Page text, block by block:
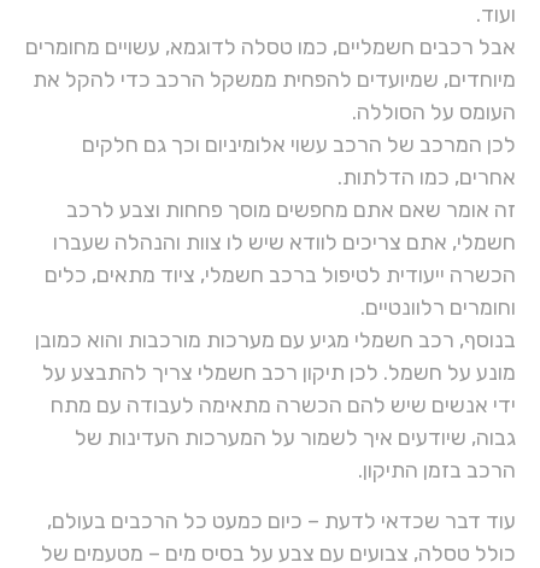
ועוד.
אבל רכבים חשמליים, כמו טסלה לדוגמא, עשויים מחומרים
מיוחדים, שמיועדים להפחית ממשקל הרכב כדי להקל את
העומס על הסוללה.
לכן המרכב של הרכב עשוי אלומיניום וכך גם חלקים
אחרים, כמו הדלתות.
זה אומר שאם אתם מחפשים מוסך פחחות וצבע לרכב
חשמלי, אתם צריכים לוודא שיש לו צוות והנהלה שעברו
הכשרה ייעודית לטיפול ברכב חשמלי, ציוד מתאים, כלים
וחומרים רלוונטיים.
בנוסף, רכב חשמלי מגיע עם מערכות מורכבות והוא כמובן
מונע על חשמל. לכן תיקון רכב חשמלי צריך להתבצע על
ידי אנשים שיש להם הכשרה מתאימה לעבודה עם מתח
גבוה, שיודעים איך לשמור על המערכות העדינות של
הרכב בזמן התיקון.
עוד דבר שכדאי לדעת – כיום כמעט כל הרכבים בעולם,
כולל טסלה, צבועים עם צבע על בסיס מים – מטעמים של